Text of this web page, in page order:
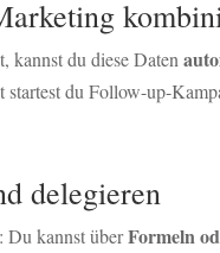
kannst du diese Daten
du Follow-up-
delegieren
Du kannst überFormeln